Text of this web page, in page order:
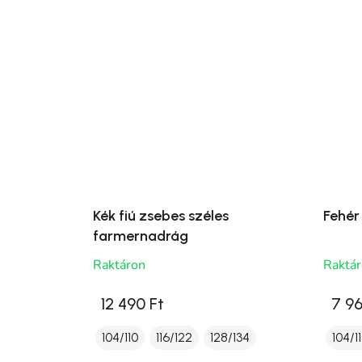
Kék fiú zsebes széles
farmernadrág
Raktáron
12 490 Ft
104/110 116/122 128/134
7
104/